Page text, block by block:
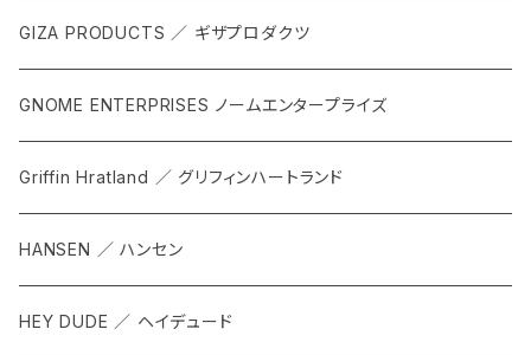
GIZA PRODUCTS ／ ギザプロダクツ
GNOME ENTERPRISES ノームエンタープライズ
Griffin Hratland ／ グリフィンハートランド
HANSEN ／ ハンセン
HEY DUDE ／ ヘイデュード